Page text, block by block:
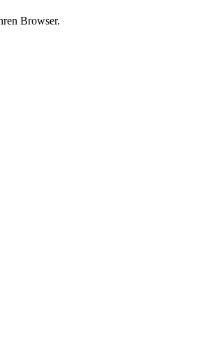
Browser.